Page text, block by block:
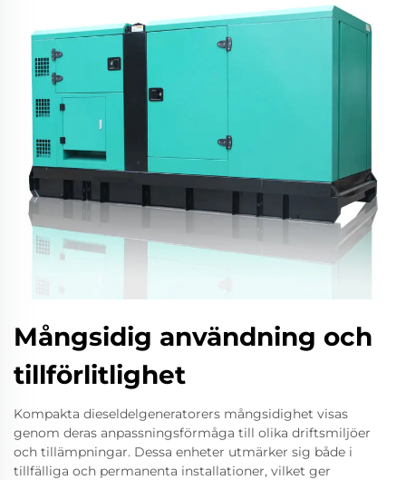
Mångsidig användning och
tillförlitlighet
Kompakta dieseldelgeneratorers mångsidighet visas
genom deras anpassningsförmåga till olika driftsmiljöer
och tillämpningar. Dessa enheter utmärker sig både i
tillfälliga och permanenta installationer, vilket ger